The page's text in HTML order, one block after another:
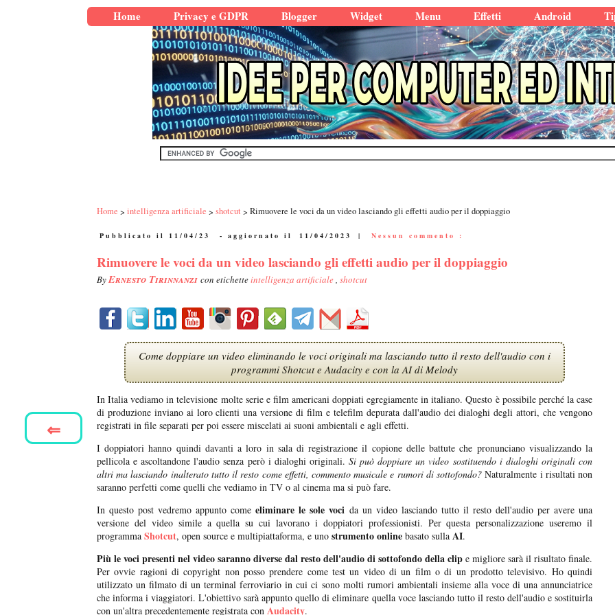
Home Privacy e GDPR Blogger Widget Menu Effetti Android
Home intelligenza artificiale shotcut Rimuovere le voci da un video lasciando gli effetti audio per il doppiaggio
Pubblicato il 11/04/23 - aggiornato il 11/04/2023 | Nessun commento :
Rimuovere le voci da un video lasciando gli effetti audio per il doppiaggio
ByErnesto Tirinnanzi con etichetteintelligenza artificiale, shotcut
Come doppiare un video eliminando le voci originali ma lasciando tutto il resto dell'audio con i
programmi Shotcut e Audacity e con la AI di Melody
In Italia vediamo in televisione molte serie e film americani doppiati egregiamente in italiano. Questo è possibile perché la case
di produzione inviano ai loro clienti una versione di film e telefilm depurata dall'audio dei dialoghi degli attori, che vengono
registrati in file separati per poi essere miscelati ai suoni ambientali e agli effetti.
I doppiatori hanno quindi davanti a loro in sala di registrazione il copione delle battute che pronunciano visualizzando la
pellicola e ascoltandone l'audio senza però i dialoghi originali. Si può doppiare un video sostituendo i dialoghi originali con
altri ma lasciando inalterato tutto il resto come effetti, commento musicale e rumori di sottofondo? Naturalmente i risultati non
saranno perfetti come quelli che vediamo in TV o al cinema ma si può fare.
In questo post vedremo appunto comeeliminare le sole voci da un video lasciando tutto il resto dell'audio per avere una
versione del video simile a quella su cui lavorano i doppiatori professionisti. Per questa personalizzazione useremo il
programma Shotcut, open source e multipiattaforma, e uno strumento online basato sulla AI.
Più le voci presenti nel video saranno diverse dal resto dell'audio di sottofondo della clip e migliore sarà il risultato finale.
Per ovvie ragioni di copyright non posso prendere come test un video di un film o di un prodotto televisivo. Ho quindi
utilizzato un filmato di un terminal ferroviario in cui ci sono molti rumori ambientali insieme alla voce di una annunciatrice
che informa i viaggiatori. L'obiettivo sarà appunto quello di eliminare quella voce lasciando tutto il resto dell'audio e sostituirla
con un'altra precedentemente registrata con Audacity.
⇐